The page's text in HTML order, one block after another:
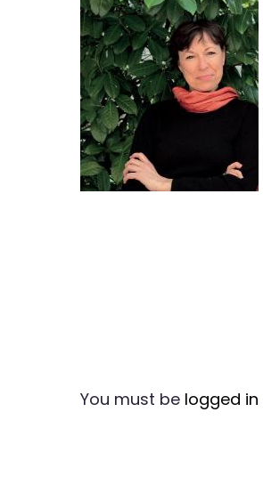
You must be logged in